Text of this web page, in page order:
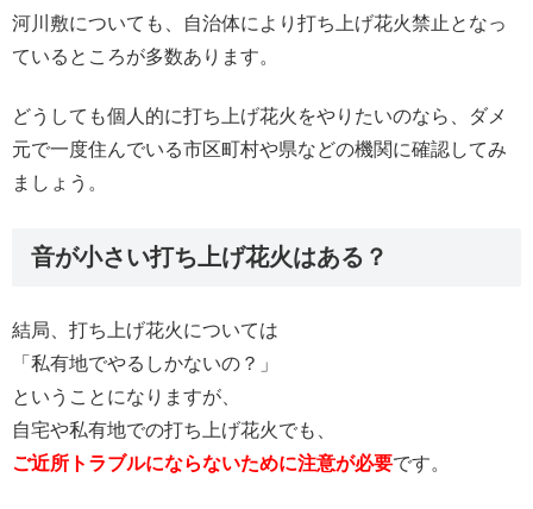
河川敷についても、自治体により打ち上げ花火禁止となっ
ているところが多数あります。
どうしても個人的に打ち上げ花火をやりたいのなら、ダメ
元で一度住んでいる市区町村や県などの機関に確認してみ
ましょう。
音が小さい打ち上げ花火はある？
結局、打ち上げ花火については
「私有地でやるしかないの？」
ということになりますが、
自宅や私有地での打ち上げ花火でも、
ご近所トラブルにならないために注意が必要です。